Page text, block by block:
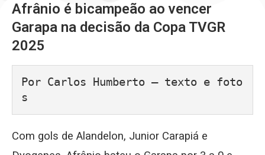
Afrânio é bicampeão ao vencer
Garapa na decisão da Copa TVGR
2025
Por Carlos Humberto – texto e foto
s
Com gols de Alandelon, Junior Carapiá e